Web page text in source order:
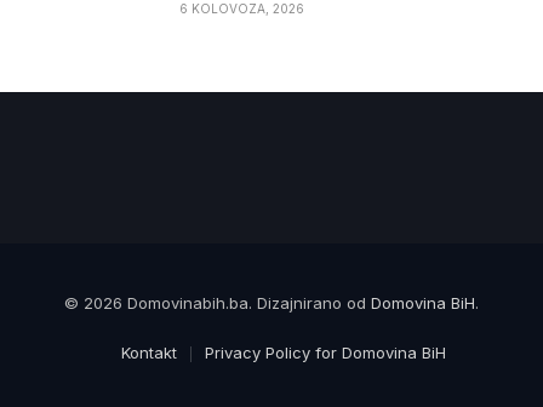
6 KOLOVOZA, 2026
© 2026 Domovinabih.ba. Dizajnirano od Domovina BiH.
Kontakt Privacy Policy for Domovina BiH